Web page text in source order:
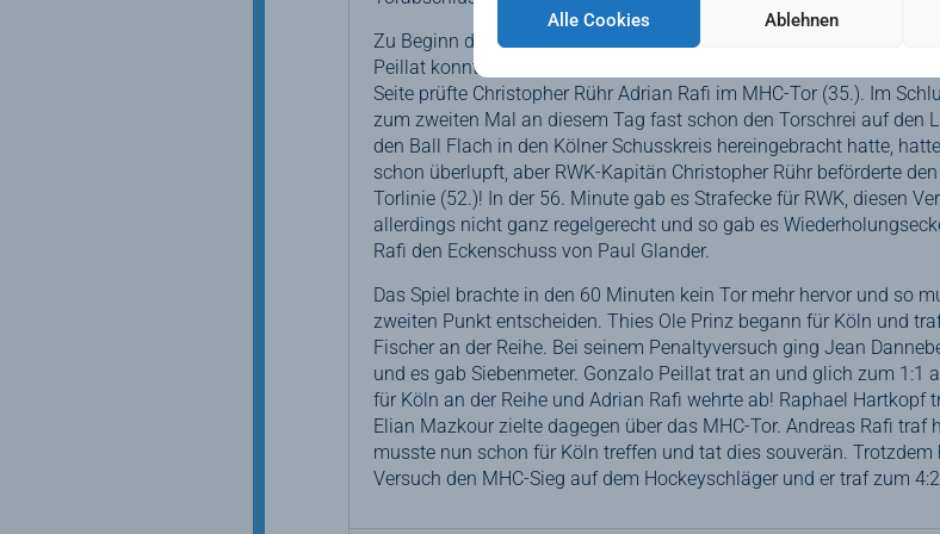
Alle Cookies Ablehnen
Zu Beginn des dritten Viertels zog Mario Schachner die erste
Peillat konnte Nationalmannschaftskollege Jean Danneberg nicht
Seite prüfte Christopher Rühr Adrian Rafi im MHC-Tor (35.). Im
zum zweiten Mal an diesem Tag fast schon den Torschrei auf den
den Ball Flach in den Kölner Schusskreis hereingebracht hatte,
schon überlupft, aber RWK-Kapitän Christopher Rühr beförderte
Torlinie (52.)! In der 56. Minute gab es Strafecke für RWK, diesen
allerdings nicht ganz regelgerecht und so gab es
Rafi den Eckenschuss von Paul Glander.
Das Spiel brachte in den 60 Minuten kein Tor mehr hervor und so
zweiten Punkt entscheiden. Thies Ole Prinz begann für Köln und
Fischer an der Reihe. Bei seinem Penaltyversuch ging Jean
und es gab Siebenmeter. Gonzalo Peillat trat an und glich zum 1:1
für Köln an der Reihe und Adrian Rafi wehrte ab! Raphael Hartkopf
Elian Mazkour zielte dagegen über das MHC-Tor. Andreas Rafi traf
musste nun schon für Köln treffen und tat dies souverän. Trotzdem
Versuch den MHC-Sieg auf dem Hockeyschläger und er traf zum